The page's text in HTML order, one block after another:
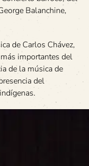
Balanchine,
de Carlos Chávez,
importantes del
de la música de
del